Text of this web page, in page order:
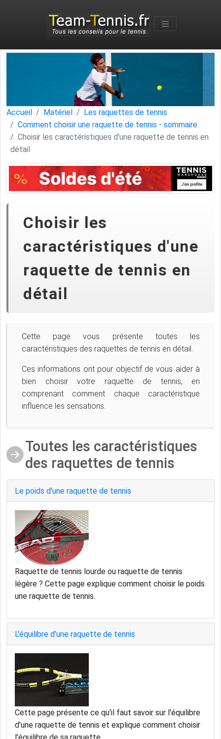
Accueil Matériel
Les raquettes de tennis
Comment choisir une raquette de tennis - sommaire
Choisir les caractéristiques d'une raquette de tennis en
détail
Choisir les
caractéristiques d'une
raquette de tennis en
détail
Cette page vous présente toutes les
caractéristiques des raquettes de tennis en détail.
Ces informations ont pour objectif de vous aider à
bien choisir votre raquette de tennis, en
comprenant comment chaque caractéristique
influence les sensations.
Toutes les caractéristiques
des raquettes de tennis
Le poids d'une raquette de tennis
Raquette de tennis lourde ou raquette de tennis
légère ? Cette page explique comment choisir le poids
une raquette de tennis.
L'équilibre d'une raquette de tennis
Cette page présente ce qu'il faut savoir sur l'équilibre
d'une raquette de tennis et explique comment choisir